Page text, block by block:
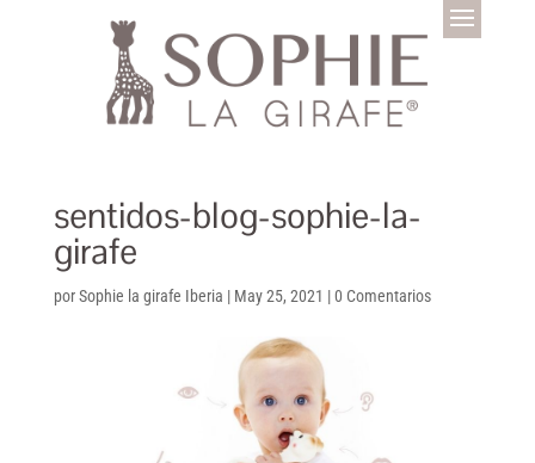
sentidos-blog-sophie-la-
girafe
porSophie la girafe Iberia | May 25, 2021 |0 Comentarios